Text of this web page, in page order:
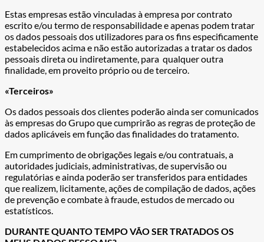
Estas empresas estão vinculadas à empresa por contrato
escrito e/ou termo de responsabilidade e apenas podem tratar
os dados pessoais dos utilizadores para os fins especificamente
estabelecidos acima e não estão autorizadas a tratar os dados
pessoais direta ou indiretamente, para qualquer outra
finalidade, em proveito próprio ou de terceiro.
«Terceiros»
Os dados pessoais dos clientes poderão ainda ser comunicados
às empresas do Grupo que cumprirão as regras de proteção de
dados aplicáveis em função das finalidades do tratamento.
Em cumprimento de obrigações legais e/ou contratuais, a
autoridades judiciais, administrativas, de supervisão ou
regulatórias e ainda poderão ser transferidos para entidades
que realizem, licitamente, ações de compilação de dados, ações
de prevenção e combate à fraude, estudos de mercado ou
estatísticos.
DURANTE QUANTO TEMPO VÃO SER TRATADOS OS